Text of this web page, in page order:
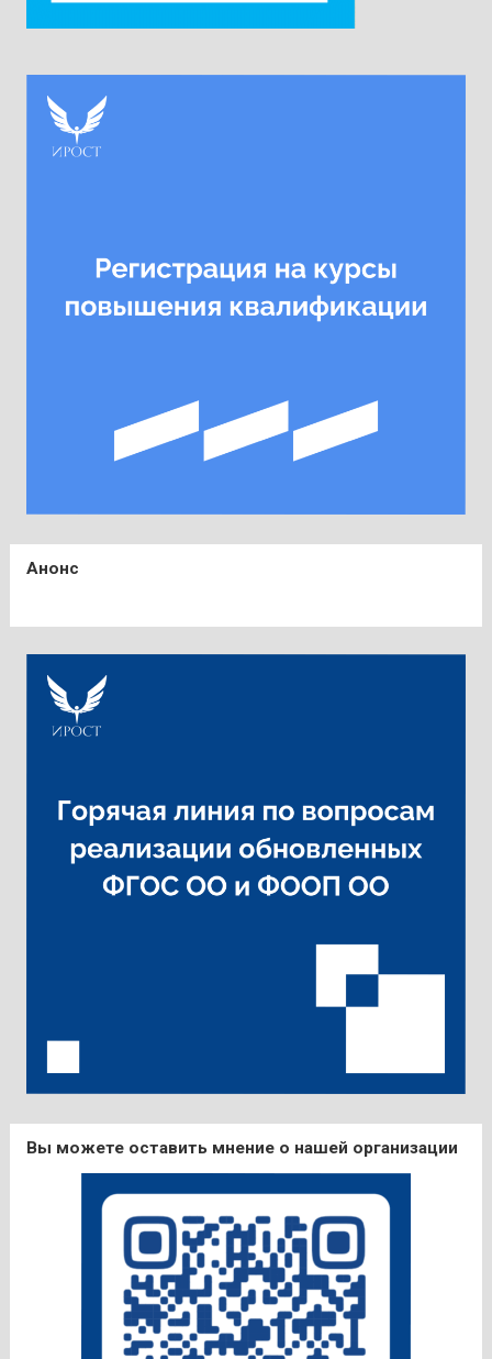
Анонс
Вы можете оставить мнение о нашей организации